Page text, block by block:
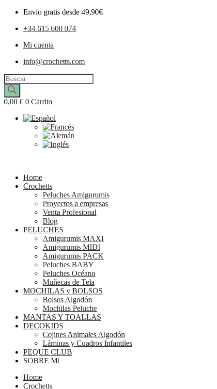
Envío gratis desde 49,90€
+34 615 600 074
Mi cuenta
info@crochetts.com
Búsqueda
de
productos
0,00 € 0 Carrito
Home
Crochetts
Peluches Amigurumis
Proyectos a empresas
Venta Profesional
Blog
PELUCHES
Amigurumis MAXI
Amigurumis MIDI
Amigurumis PACK
Peluches BABY
Peluches Océano
Muñecas de Tela
MOCHILAS y BOLSOS
Bolsos Algodón
Mochilas Peluche
MANTAS Y TOALLAS
DECOKIDS
Cojines Animales Algodón
Láminas y Cuadros Infantiles
PEQUE CLUB
SOBRE Mi
Home
Crochetts